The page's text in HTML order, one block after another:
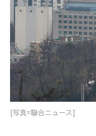
[写真=聯合ニュース]